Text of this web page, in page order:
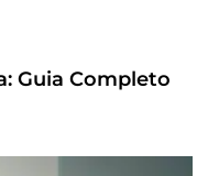
Guia Completo